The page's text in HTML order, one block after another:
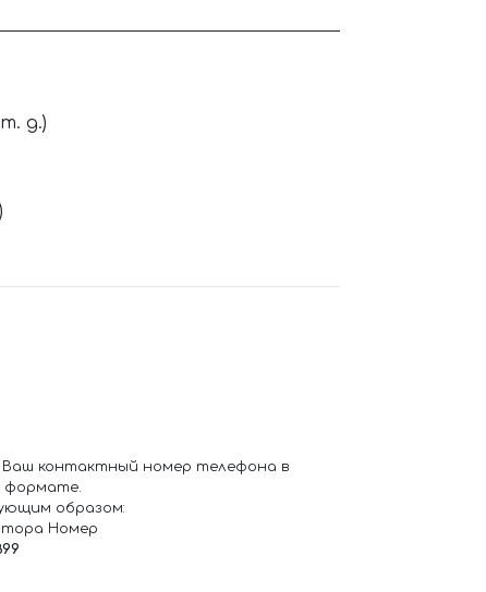
д.)
контактный номер телефона в
формате.
образом:
Номер